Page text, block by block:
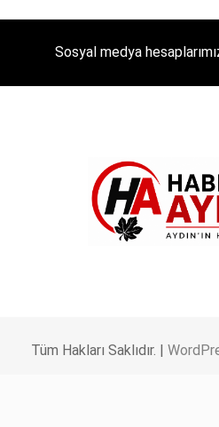
Sosyal medya
Tüm Hakları Saklıdır. |